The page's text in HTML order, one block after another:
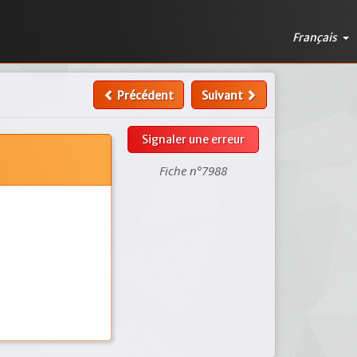
Français
Précédent Suivant
Signaler une erreur
Fiche n°7988